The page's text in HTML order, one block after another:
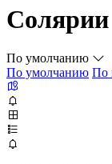
Солярии
По умолчанию
По умолчанию По